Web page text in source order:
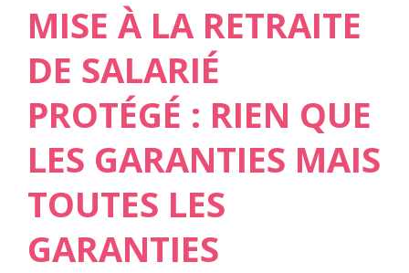
MISE À LA RETRAITE
DE SALARIÉ
PROTÉGÉ : RIEN QUE
LES GARANTIES MAIS
TOUTES LES
GARANTIES